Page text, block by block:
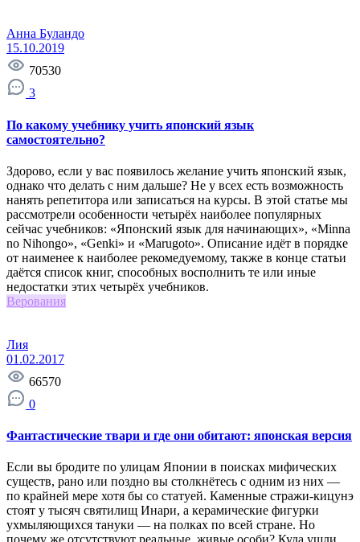
Анна Буландо
15.10.2019
70530
3
По какому учебнику учить японский язык
самостоятельно?
Здорово, если у вас появилось желание учить японский язык,
однако что делать с ним дальше? Не у всех есть возможность
нанять репетитора или записаться на курсы. В этой статье мы
рассмотрели особенности четырёх наиболее популярных
сейчас учебников: «Японский язык для начинающих», «Minna
no Nihongo», «Genki» и «Marugoto». Описание идёт в порядке
от наименее к наиболее рекомедуемому, также в конце статьи
даётся список книг, способных восполнить те или иные
недостатки этих четырёх учебников.
Верования
Лия
01.02.2017
66570
0
Фантастические твари и где они обитают: японская версия
Если вы бродите по улицам Японии в поисках мифических
существ, рано или поздно вы столкнётесь с одним из них —
по крайней мере хотя бы со статуей. Каменные стражи-кицунэ
стоят у тысяч святилищ Инари, а керамические фигурки
ухмыляющихся тануки — на полках по всей стране. Но